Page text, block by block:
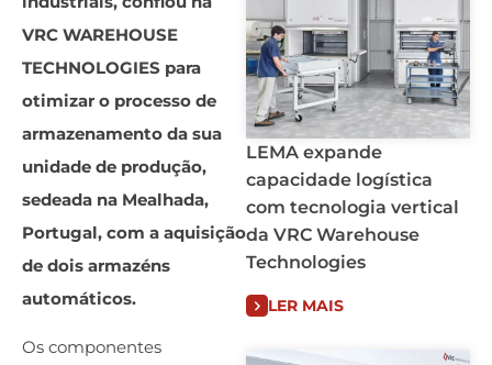
VRC WAREHOUSE
TECHNOLOGIES para
otimizar o processo de
armazenamento da sua
unidade de produção,
sedeada na Mealhada,
Portugal, com a aquisição
de dois armazéns
automáticos.
Os componentes
LEMA expande
capacidade logística
com tecnologia vertical
da VRC Warehouse
Technologies
LER MAIS